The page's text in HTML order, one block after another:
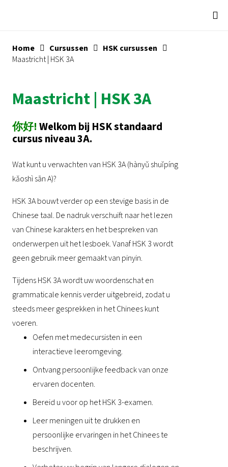
Home Cursussen
HSK cursussen
Maastricht | HSK 3A
Maastricht | HSK 3A
你好! Welkom bij HSK standaard
cursus niveau 3A.
Wat kunt u verwachten van HSK 3A (hànyǔ shuǐpíng
kǎoshìsān A)?
HSK 3A bouwt verder op een stevige basis in de
Chinese taal. De nadruk verschuift naar het lezen
van Chinese karakters en het bespreken van
onderwerpen uit het lesboek. Vanaf HSK 3 wordt
geen gebruik meer gemaakt van pinyin.
Tijdens HSK 3A wordt uw woordenschat en
grammaticale kennis verder uitgebreid, zodat u
steeds meer gesprekken in het Chinees kunt
voeren.
Oefen met medecursisten in een
interactieve leeromgeving.
Ontvang persoonlijke feedback van onze
ervaren docenten.
Bereid u voor op het HSK 3-examen.
Leer meningen uit te drukken en
persoonlijke ervaringen in het Chinees te
beschrijven.